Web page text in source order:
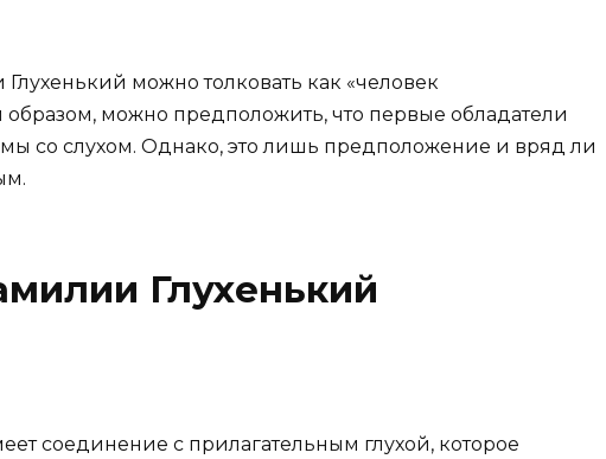
можно толковать как «человек
можно предположить, что первые обладатели
со слухом. Однако, это лишь предположение и вряд ли
Глухенький
соединение с прилагательным глухой, которое